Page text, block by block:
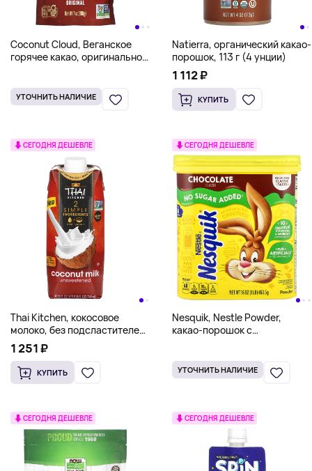
Coconut Cloud, Веганское
горячее какао, оригинальное,
УТОЧНИТЬ НАЛИЧИЕ
Natierra, органический какао-
порошок, 113 г (4 унции)
1 112 ₽
КУПИТЬ
СЕГОДНЯ ДЕШЕВЛЕ
Thai Kitchen, кокосовое
молоко, без подсластителей,
749 мл (25,36 жидк. унции)
1 251 ₽
КУПИТЬ
СЕГОДНЯ ДЕШЕВЛЕ
Nesquik, Nestle Powder,
какао-порошок с
(16 унций)
УТОЧНИТЬ НАЛИЧИЕ
СЕГОДНЯ ДЕШЕВЛЕ СЕГОДНЯ ДЕШЕВЛЕ